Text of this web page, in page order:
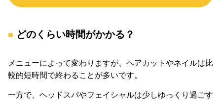
どのくらい時間がかかる？
メニューによって変わりますが、ヘアカットやネイルは比
較的短時間で終わることが多いです。
一方で、ヘッドスパやフェイシャルは少しゆっくり過ごす